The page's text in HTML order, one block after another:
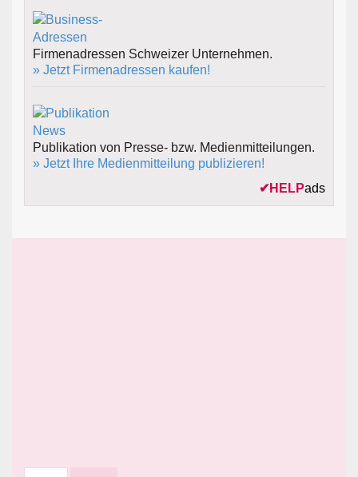
Firmenadressen Schweizer Unternehmen.
» Jetzt Firmenadressen kaufen!
Publikation von Presse- bzw. Medienmitteilungen.
» Jetzt Ihre Medienmitteilung publizieren!
✔ HELPads